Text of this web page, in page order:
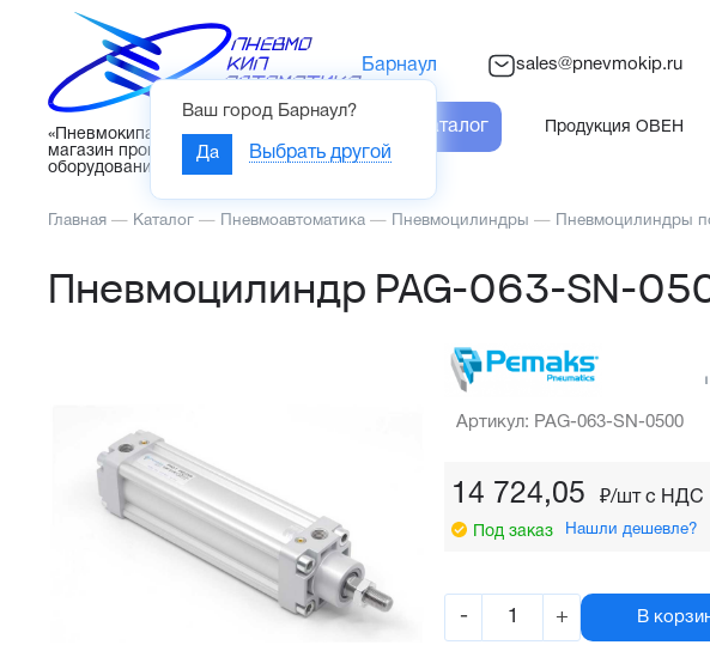
«Пневмокипавтоматика» – интернет-
магазин промышленного
оборудования
Барнаул
Ваш город Барнаул?
Да Выбрать другой
sales@pnevmokip.ru
Каталог Продукция ОВЕН
Главная — Каталог — Пневмоавтоматика — Пневмоцилиндры — Пневмоцилиндры
Пневмоцилиндр PAG-063-SN-
Артикул: PAG-063-SN-0500
14 724,05 ₽/шт c НДС
Под заказ Нашли дешевле?
- + В